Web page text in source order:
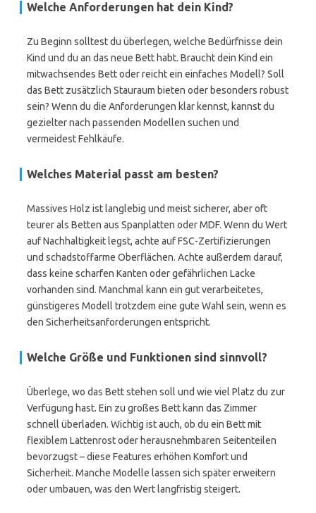
Welche Anforderungen hat dein Kind?
Zu Beginn solltest du überlegen, welche Bedürfnisse dein
Kind und du an das neue Bett habt. Braucht dein Kind ein
mitwachsendes Bett oder reicht ein einfaches Modell? Soll
das Bett zusätzlich Stauraum bieten oder besonders robust
sein? Wenn du die Anforderungen klar kennst, kannst du
gezielter nach passenden Modellen suchen und
vermeidest Fehlkäufe.
Welches Material passt am besten?
Massives Holz ist langlebig und meist sicherer, aber oft
teurer als Betten aus Spanplatten oder MDF. Wenn du Wert
auf Nachhaltigkeit legst, achte auf FSC-Zertifizierungen
und schadstoffarme Oberflächen. Achte außerdem darauf,
dass keine scharfen Kanten oder gefährlichen Lacke
vorhanden sind. Manchmal kann ein gut verarbeitetes,
günstigeres Modell trotzdem eine gute Wahl sein, wenn es
den Sicherheitsanforderungen entspricht.
Welche Größe und Funktionen sind sinnvoll?
Überlege, wo das Bett stehen soll und wie viel Platz du zur
Verfügung hast. Ein zu großes Bett kann das Zimmer
schnell überladen. Wichtig ist auch, ob du ein Bett mit
flexiblem Lattenrost oder herausnehmbaren Seitenteilen
bevorzugst – diese Features erhöhen Komfort und
Sicherheit. Manche Modelle lassen sich später erweitern
oder umbauen, was den Wert langfristig steigert.